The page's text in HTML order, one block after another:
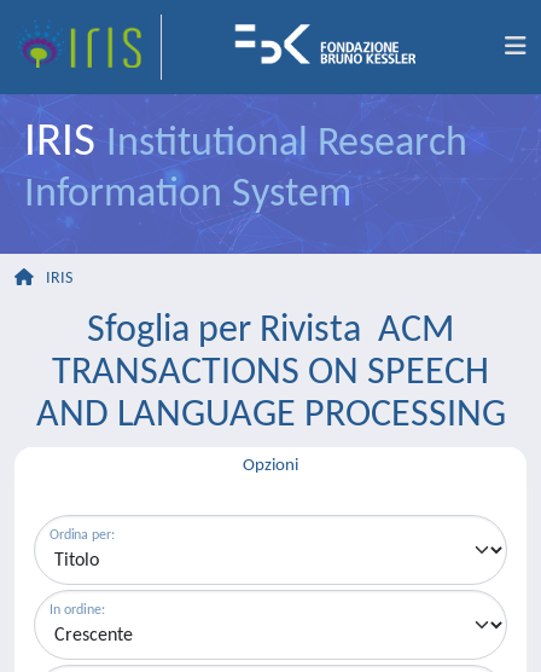
IRIS Institutional Research
Information System
IRIS
Sfoglia per Rivista ACM
TRANSACTIONS ON SPEECH
AND LANGUAGE PROCESSING
Opzioni
Ordina per:
In ordine: